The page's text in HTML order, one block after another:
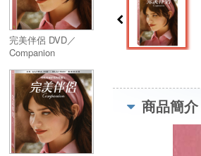
完美伴侶 DVD／
Companion
商品簡介